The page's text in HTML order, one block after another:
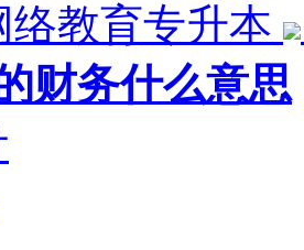
络教育专升本
财务什么意思